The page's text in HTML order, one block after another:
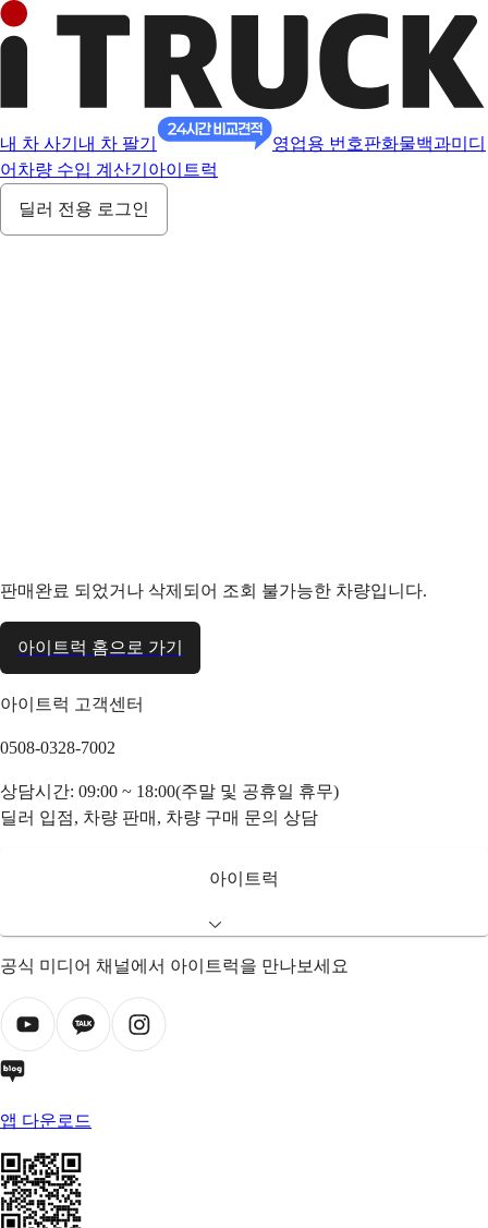
내 차 사기 내 차 팔기 영업용 번호판화물백과미디
어 차량 수입 계산기 아이트럭
딜러 전용 로그인
판매완료 되었거나 삭제되어 조회 불가능한 차량입니다.
아이트럭 홈으로 가기
아이트럭 고객센터
0508-0328-7002
상담시간: 09:00 ~ 18:00(주말 및 공휴일 휴무)
딜러 입점, 차량 판매, 차량 구매 문의 상담
아이트럭
공식 미디어 채널에서 아이트럭을 만나보세요
앱 다운로드